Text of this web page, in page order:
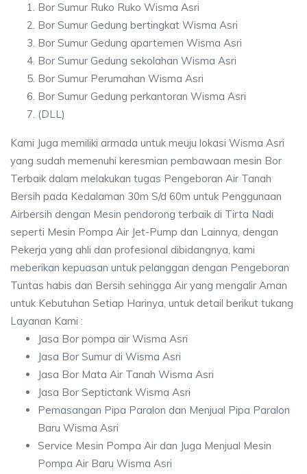
Bor Sumur Ruko Ruko Wisma Asri
Bor Sumur Gedung bertingkat Wisma Asri
Bor Sumur Gedung apartemen Wisma Asri
Bor Sumur Gedung sekolahan Wisma Asri
Bor Sumur Perumahan Wisma Asri
Bor Sumur Gedung perkantoran Wisma Asri
(DLL)
Kami Juga memiliki armada untuk meuju lokasi Wisma Asri
yang sudah memenuhi keresmian pembawaan mesin Bor
Terbaik dalam melakukan tugas Pengeboran Air Tanah
Bersih pada Kedalaman 30m S/d 60m untuk Penggunaan
Airbersih dengan Mesin pendorong terbaik di Tirta Nadi
seperti Mesin Pompa Air Jet-Pump dan Lainnya, dengan
Pekerja yang ahli dan profesional dibidangnya, kami
meberikan kepuasan untuk pelanggan dengan Pengeboran
Tuntas habis dan Bersih sehingga Air yang mengalir Aman
untuk Kebutuhan Setiap Harinya, untuk detail berikut tukang
Layanan Kami :
Jasa Bor pompa air Wisma Asri
Jasa Bor Sumur di Wisma Asri
Jasa Bor Mata Air Tanah Wisma Asri
Jasa Bor Septictank Wisma Asri
Pemasangan Pipa Paralon dan Menjual Pipa Paralon
Baru Wisma Asri
Service Mesin Pompa Air dan Juga Menjual Mesin
Pompa Air Baru Wisma Asri